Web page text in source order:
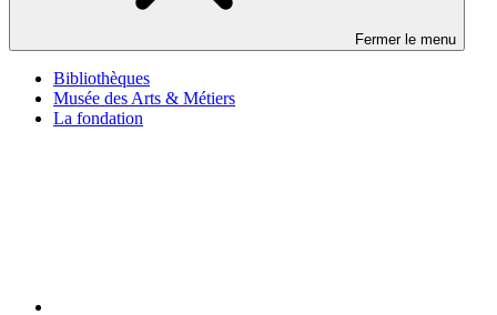
Fermer le menu
Bibliothèques
Musée des Arts & Métiers
La fondation